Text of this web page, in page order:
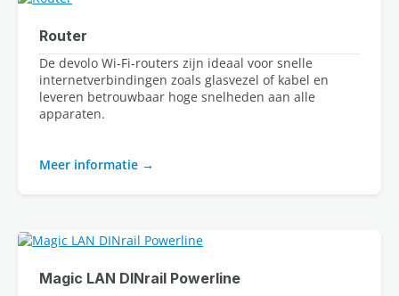
Router
De devolo Wi‑Fi‑routers zijn ideaal voor snelle
internetverbindingen zoals glasvezel of kabel en
leveren betrouwbaar hoge snelheden aan alle
apparaten.
Meer informatie
Magic LAN DINrail Powerline